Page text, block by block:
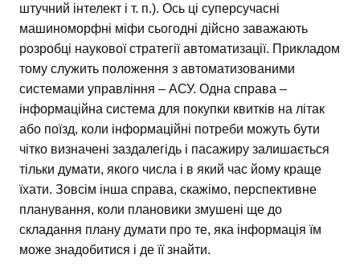
штучний інтелект і т. п.). Ось ці суперсучасні
машиноморфні міфи сьогодні дійсно заважають
розробці наукової стратегії автоматизації. Прикладом
тому служить положення з автоматизованими
системами управління – АСУ. Одна справа –
інформаційна система для покупки квитків на літак
або поїзд, коли інформаційні потреби можуть бути
чітко визначені заздалегідь і пасажиру залишається
тільки думати, якого числа і в який час йому краще
їхати. Зовсім інша справа, скажімо, перспективне
планування, коли плановики змушені ще до
складання плану думати про те, яка інформація їм
може знадобитися і де її знайти.